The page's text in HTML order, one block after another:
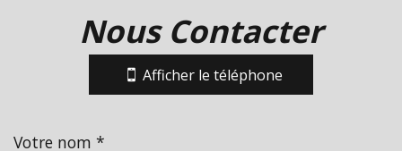
Nous Contacter
Afficher le téléphone